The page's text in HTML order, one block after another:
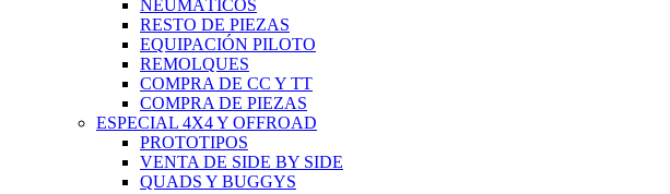
NEUMÁTICOS
RESTO DE PIEZAS
EQUIPACIÓN PILOTO
REMOLQUES
COMPRA DE CC Y TT
COMPRA DE PIEZAS
ESPECIAL 4X4 Y OFFROAD
PROTOTIPOS
VENTA DE SIDE BY SIDE
QUADS Y BUGGYS